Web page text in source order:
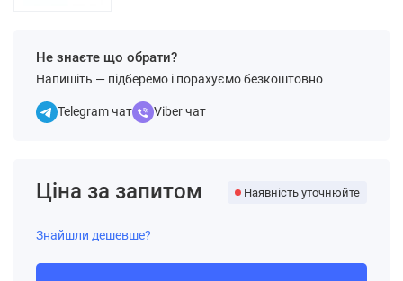
Не знаєте що обрати?
Напишіть — підберемо і порахуємо безкоштовно
Telegram чат Viber чат
Ціна за запитом Наявність уточнюйте
Знайшли дешевше?